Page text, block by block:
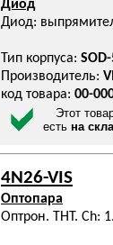
Диод
Диод:
Тип корпуса:
Производитель:
код товара: 00-
Этот
есть на
4N26-VIS
Оптопара
Оптрон. THT. Ch: